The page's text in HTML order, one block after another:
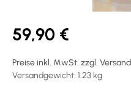
59,90 €
Preise inkl. MwSt. zzgl.
Versandgewicht: 1.23 kg